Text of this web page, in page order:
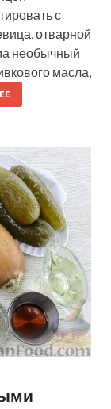
с
отварной
необычный
масла,